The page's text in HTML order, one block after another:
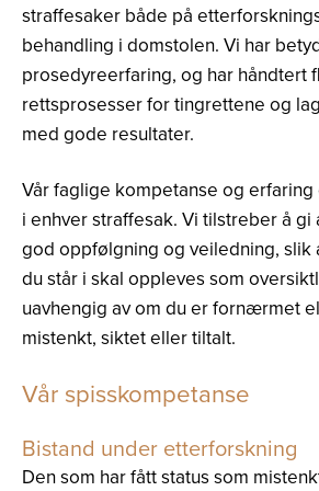
straffesaker både på
behandling i domstolen. Vi har
prosedyreerfaring, og har håndtert
rettsprosesser for tingrettene og
med gode resultater.
Vår faglige kompetanse og erfaring
i enhver straffesak. Vi tilstreber å
god oppfølgning og veiledning, slik
du står i skal oppleves som
uavhengig av om du er fornærmet
mistenkt, siktet eller tiltalt.
Vår spisskompetanse
Bistand under etterforskning
Den som har fått status som